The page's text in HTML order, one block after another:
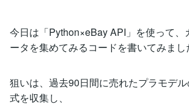
今日は「Python×eBay API」を使って、
ータを集めてみるコードを書いてみまし
狙いは、過去90日間に売れたプラモデ
式を収集し、